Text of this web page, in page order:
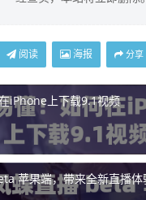
阅读 海报 分享
iPhone上下载9.1视频
苹果端，带来全新直播体